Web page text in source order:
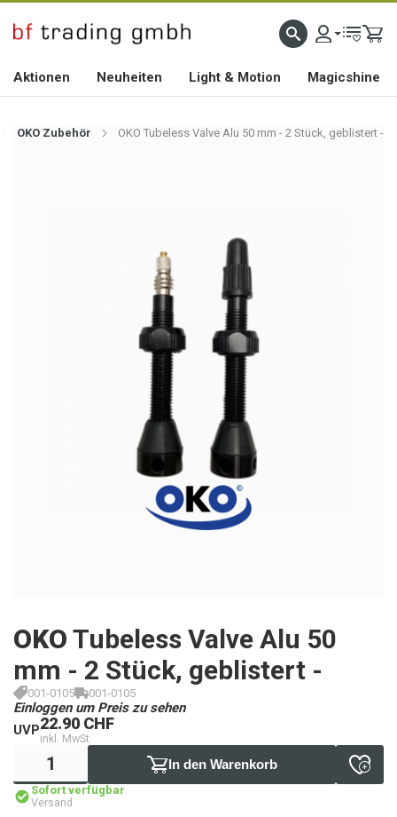
HOCHWERTIGES BIKEZUBEHÖR SEIT 2010
Aktionen Neuheiten Light & Motion Magicshine
OKO Zubehör OKO Tubeless Valve Alu 50 mm - 2 Stück, geblistert -
OKO Tubeless Valve Alu 50
mm - 2 Stück, geblistert -
001-0105 001-0105
Einloggen um Preis zu sehen
UVP22.90 CHF
inkl. MwSt.
In den Warenkorb
Sofort verfügbar
Versand